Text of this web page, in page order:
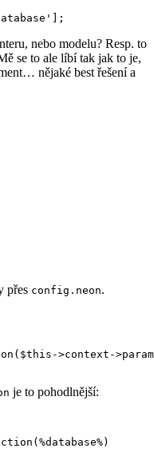
nebo modelu? Resp. to
se to ale líbí tak jak to je,
nějaké best řešení a
přes config.neon.
je to pohodlnější: